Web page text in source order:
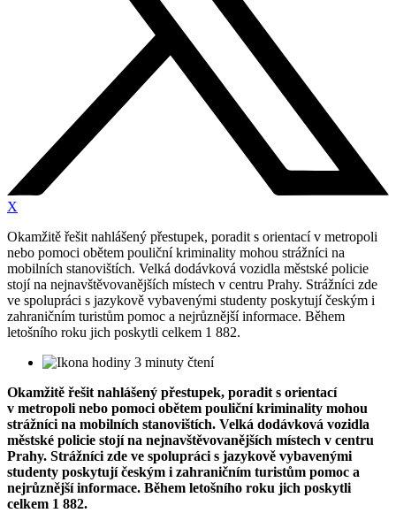
X
Okamžitě řešit nahlášený přestupek, poradit s orientací v metropoli
nebo pomoci obětem pouliční kriminality mohou strážníci na
mobilních stanovištích. Velká dodávková vozidla městské policie
stojí na nejnavštěvovanějších místech v centru Prahy. Strážníci zde
ve spolupráci s jazykově vybavenými studenty poskytují českým i
zahraničním turistům pomoc a nejrůznější informace. Během
letošního roku jich poskytli celkem 1 882.
3 minuty čtení
Okamžitě řešit nahlášený přestupek, poradit s orientací
v metropoli nebo pomoci obětem pouliční kriminality mohou
strážníci na mobilních stanovištích. Velká dodávková vozidla
městské policie stojí na nejnavštěvovanějších místech v centru
Prahy. Strážníci zde ve spolupráci s jazykově vybavenými
studenty poskytují českým i zahraničním turistům pomoc a
nejrůznější informace. Během letošního roku jich poskytli
celkem 1 882.